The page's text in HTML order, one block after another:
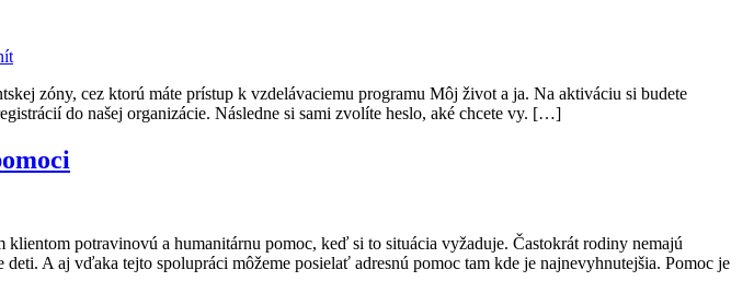
zóny, cez ktorú máte prístup k vzdelávaciemu programu Môj život a ja. Na aktiváciu si budete
do našej organizácie. Následne si sami zvolíte heslo, aké chcete vy. […]
potravinovú a humanitárnu pomoc, keď si to situácia vyžaduje. Častokrát rodiny nemajú
A aj vďaka tejto spolupráci môžeme posielať adresnú pomoc tam kde je najnevyhnutejšia. Pomoc je